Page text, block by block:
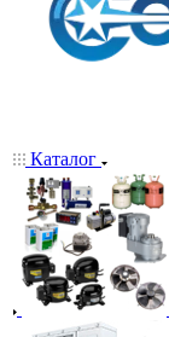
Каталог